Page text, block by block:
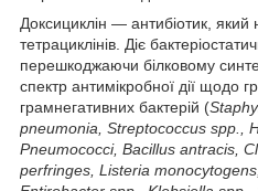
Доксициклін — антибіотик, який
тетрациклінів. Діє
перешкоджаючи білковому
спектр антимікробної дії щодо
грамнегативних бактерій (
pneumonia, Streptococcus spp.,
Pneumococci, Bacillus antracis,
perfringes, Listeria